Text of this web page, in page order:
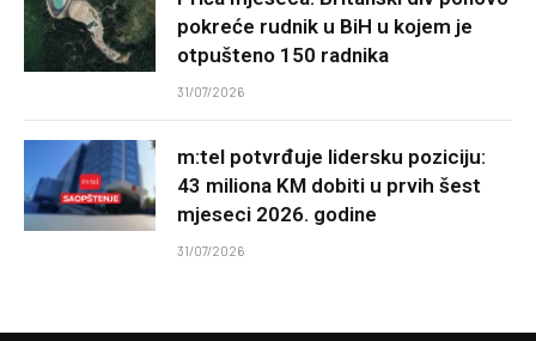
pokreće rudnik u BiH u kojem je
otpušteno 150 radnika
31/07/2026
m:tel potvrđuje lidersku poziciju:
43 miliona KM dobiti u prvih šest
mjeseci 2026. godine
31/07/2026